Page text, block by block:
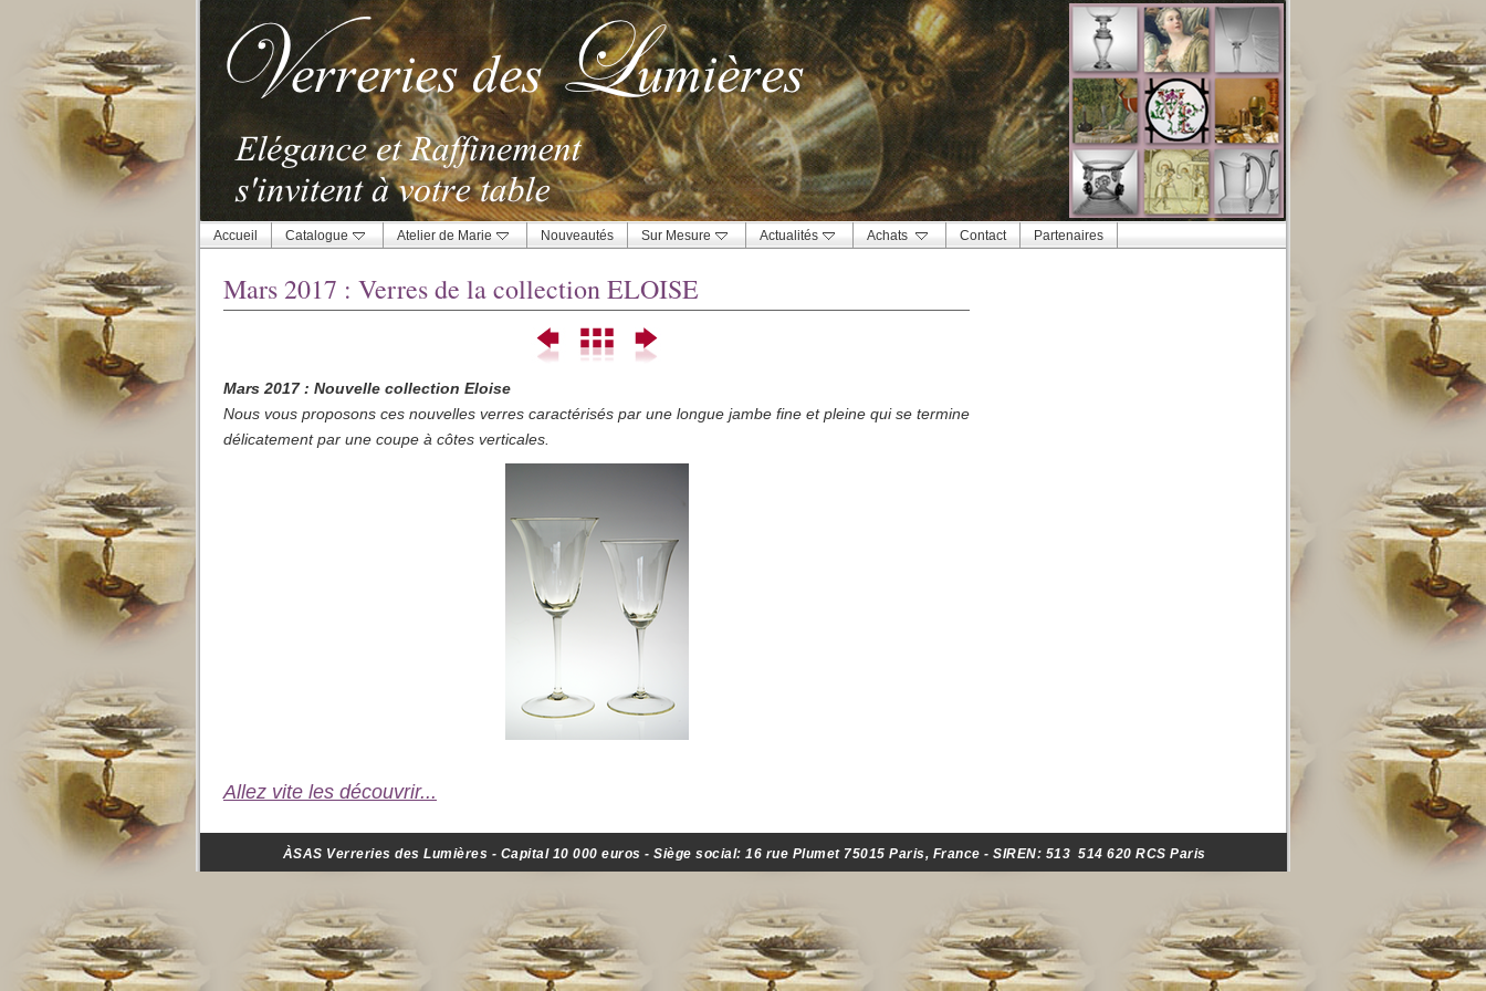
Accueil Catalogue Atelier de Marie Nouveautés Sur Mesure Actualités Achats Contact Partenaires
Mars 2017 : Verres de la collection ELOISE
Mars 2017 : Nouvelle collection Eloise
Nous vous proposons ces nouvelles verres caractérisés par une longue jambe fine et pleine qui se termine
délicatement par une coupe à côtes verticales.
Allez vite les découvrir...
ÀSAS Verreries des Lumières - Capital 10 000 euros - Siège social: 16 rue Plumet 75015 Paris, France - SIREN: 513 514 620 RCS Paris